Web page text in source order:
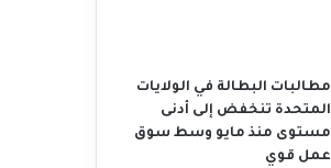
مطالبات البطالة في الولايات
المتحدة تنخفض إلى أدنى
مستوى منذ مايو وسط سوق
عمل قوي